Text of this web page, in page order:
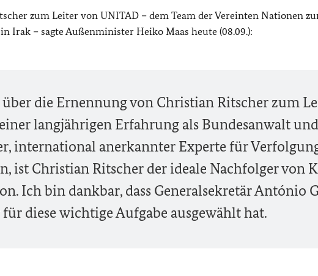
zum Leiter von UNITAD – dem Team der Vereinten Nationen
Irak – sagte Außenminister Heiko Maas heute (08.09.):
die Ernennung von Christian Ritscher zum
langjährigen Erfahrung als Bundesanwalt
international anerkannter Experte für
ist Christian Ritscher der ideale Nachfolger von
Ich bin dankbar, dass Generalsekretär António
diese wichtige Aufgabe ausgewählt hat.